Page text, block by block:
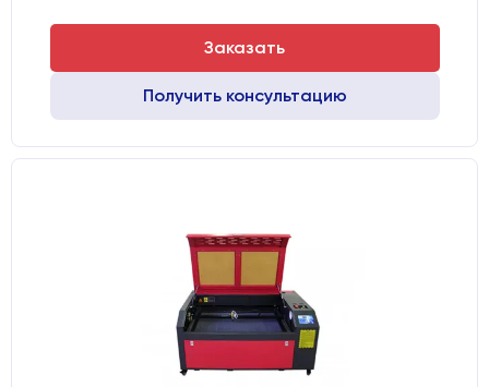
Заказать
Получить консультацию